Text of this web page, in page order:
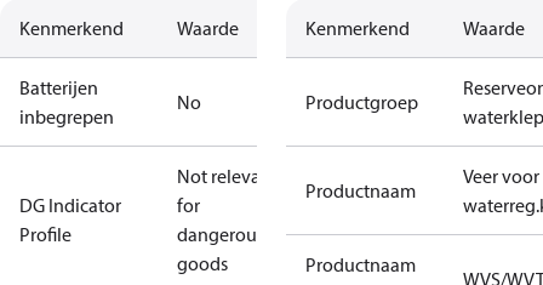
Kenmerkend Waarde
Batterijen
inbegrepen
No
DG Indicator
Profile
Not relevant
for
dangerous
goods
Kenmerkend Waarde
Productgroep
Productnaam
Veer voor
Productnaam
WVS/